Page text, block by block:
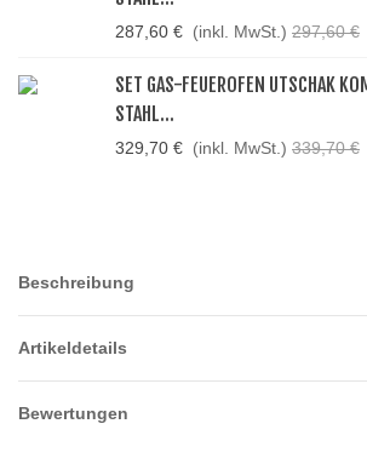
287,60 € (inkl. MwSt.) 297,60 €
SET GAS-FEUEROFEN UTSCHAK
STAHL...
329,70 € (inkl. MwSt.) 339,70 €
Beschreibung
Artikeldetails
Bewertungen